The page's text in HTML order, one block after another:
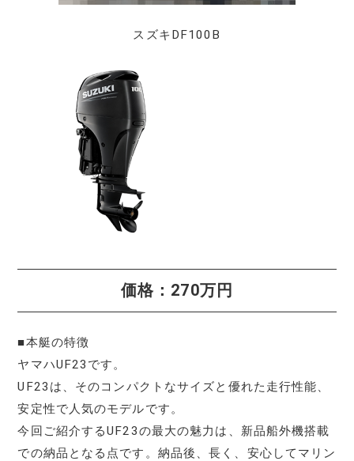
スズキDF100B
価格：270万円
■本艇の特徴
ヤマハUF23です。
UF23は、そのコンパクトなサイズと優れた走行性能、
安定性で人気のモデルです。
今回ご紹介するUF23の最大の魅力は、新品船外機搭載
での納品となる点です。納品後、長く、安心してマリン